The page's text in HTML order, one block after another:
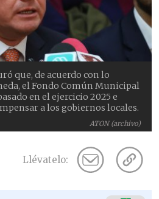
ATON (archivo)
que, de acuerdo con lo
el Fondo Común Municipal
en el ejercicio 2025 e
a los gobiernos locales.
Llévatelo: